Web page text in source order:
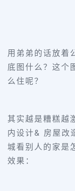
用弟弟的话放着
底图什么？这个
么住呢？
其实越是糟糕越
内设计& 房屋改
城看别人的家是
效果：